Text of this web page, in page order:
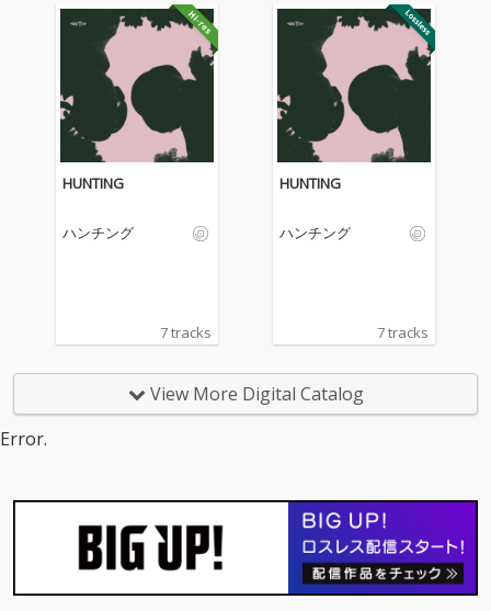
HUNTING
ハンチング
7 tracks
HUNTING
ハンチング
7 tracks
View More Digital Catalog
Error.